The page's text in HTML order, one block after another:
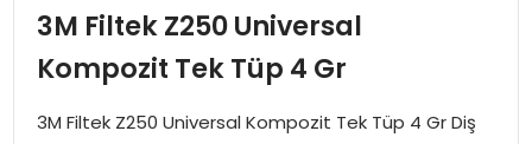
SIYASET
DÜNYA
SPOR
3M Filtek Z250 Universal
Kompozit Tek Tüp 4 Gr
3M Filtek Z250 Universal Kompozit Tek Tüp 4 Gr Diş